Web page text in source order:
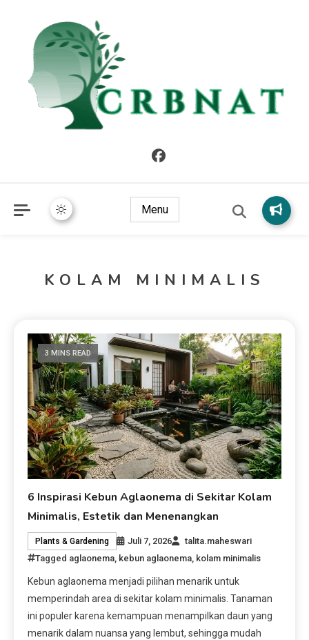
Menu
KOLAM MINIMALIS
3 MINS READ
6 Inspirasi Kebun Aglaonema di Sekitar Kolam
Minimalis, Estetik dan Menenangkan
Plants & Gardening Juli 7, 2026
talita.maheswari
Tagged aglaonema, kebun aglaonema, kolam minimalis
Kebun aglaonema menjadi pilihan menarik untuk
memperindah area di sekitar kolam minimalis. Tanaman
ini populer karena kemampuan menampilkan daun yang
menarik dalam nuansa yang lembut, sehingga mudah